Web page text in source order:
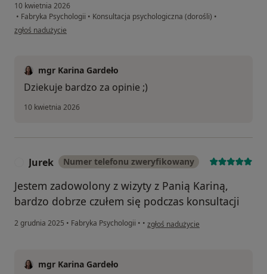
10 kwietnia 2026
• Fabryka Psychologii • Konsultacja psychologiczna (dorośli) •
w opinii użytkownika F.
zgłoś nadużycie
mgr Karina Gardeło
Dziekuje bardzo za opinie ;)
10 kwietnia 2026
Jurek Numer telefonu zweryfikowany
Jestem zadowolony z wizyty z Panią Kariną,
bardzo dobrze czułem się podczas konsultacji
2 grudnia 2025 • Fabryka Psychologii • • w opinii użytkownika Jurek
zgłoś nadużycie
mgr Karina Gardeło